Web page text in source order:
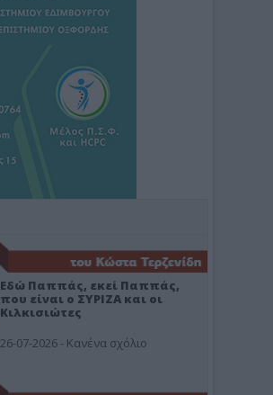
Εδώ Παππάς, εκεί Παππάς,
που είναι ο ΣΥΡΙΖΑ και οι
Κιλκισιώτες
26-07-2026 - Κανένα σχόλιο